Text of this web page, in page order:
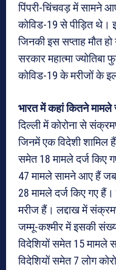
पिंपरी-चिंचवड़ में सामने
कोविड-19 से पीड़ित थे।
जिनकी इस सप्ताह मौत हो
सरकार महात्मा
कोविड-19 के मरीजों के
भारत में कहां कितने
दिल्ली में कोरोना से
जिनमें एक विदेशी शामिल
समेत 18 मामले दर्ज किए
47 मामले सामने आए हैं
28 मामले दर्ज किए गए
मरीज हैं। लद्दाख में
जम्मू-कश्मीर में इसकी
विदेशियों समेत 15 मामले
विदेशियों समेत 7 लोग